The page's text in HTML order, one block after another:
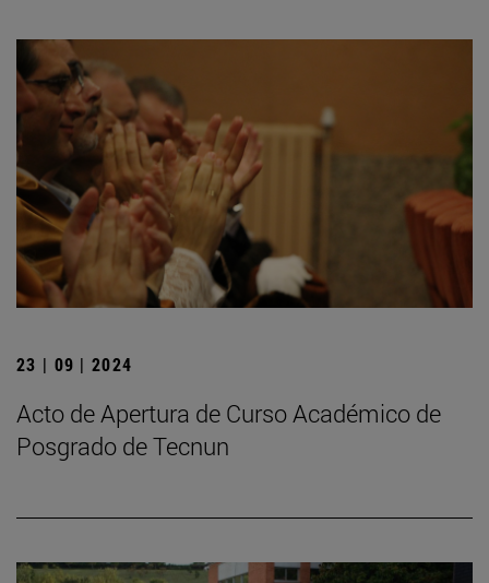
23 | 09 | 2024
Acto de Apertura de Curso Académico de
Posgrado de Tecnun